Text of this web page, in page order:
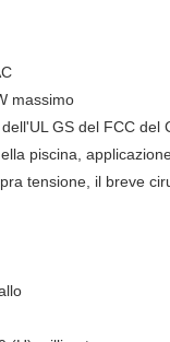
massimo
GS del FCC del
piscina,
tensione, il breve